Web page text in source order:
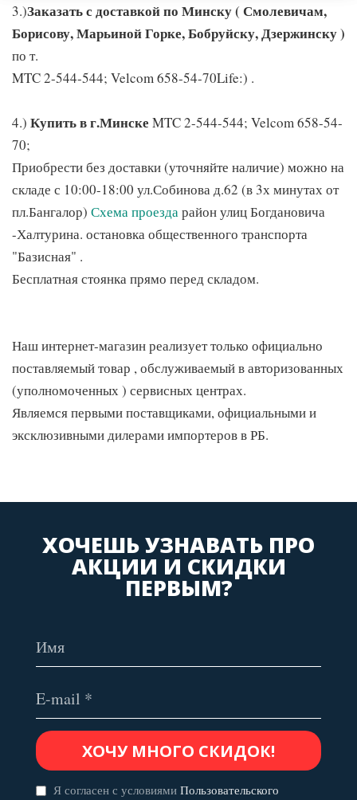
3.)Заказать с доставкой по Минску ( Смолевичам,
Борисову, Марьиной Горке, Бобруйску, Дзержинску )
по т.
MTC 2-544-544; Velcom 658-54-70Life:) .
4.) Купить в г.Минске MTC 2-544-544; Velcom 658-54-
70;
Приобрести без доставки (уточняйте наличие) можно на
складе с 10:00-18:00 ул.Собинова д.62 (в 3х минутах от
пл.Бангалор) Схема проездарайон улиц Богдановича
-Халтурина. остановка общественного транспорта
"Базисная" .
Бесплатная стоянка прямо перед складом.
Наш интернет-магазин реализует только официально
поставляемый товар , обслуживаемый в авторизованных
(уполномоченных ) сервисных центрах.
Являемся первыми поставщиками, официальными и
эксклюзивными дилерами импортеров в РБ.
ХОЧЕШЬ УЗНАВАТЬ ПРО
АКЦИИ И СКИДКИ
ПЕРВЫМ?
Я согласен с условиями Пользовательского